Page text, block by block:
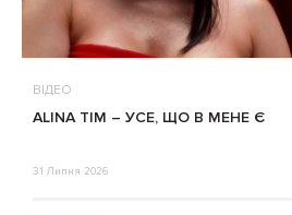
ВІДЕО
ALINA TIM – УСЕ, ЩО В МЕНЕ Є
31 Липня 2026